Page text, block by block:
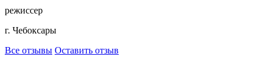
режиссер
г. Чебоксары
Все отзывы Оставить отзыв